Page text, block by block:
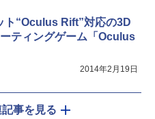
ト“Oculus Rift”対応の3D
ティングゲーム「Oculus
2014年2月19日
事を見る